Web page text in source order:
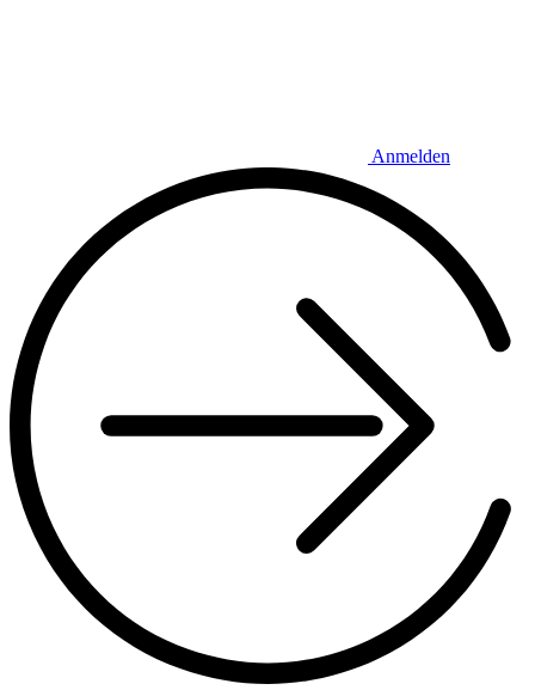
Anmelden